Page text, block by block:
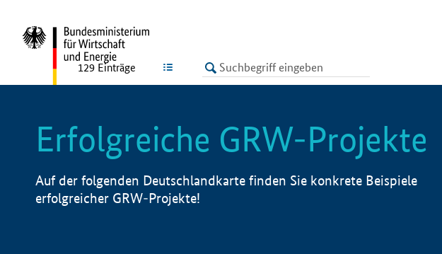
LISTE
129 Einträge
Erfolgreiche GRW-Projekte
Auf der folgenden Deutschlandkarte finden Sie konkrete Beispiele
erfolgreicher GRW-Projekte!